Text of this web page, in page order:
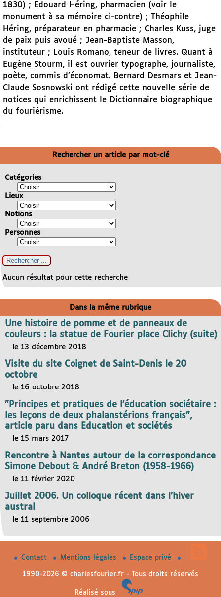
1830) ; Edouard Héring, pharmacien (voir le
monument à sa mémoire ci-contre) ; Théophile
Héring, préparateur en pharmacie ; Charles Kuss, juge
de paix puis avoué ; Jean-Baptiste Masson,
instituteur ; Louis Romano, teneur de livres. Quant à
Eugène Stourm, il est ouvrier typographe, journaliste,
poète, commis d’économat. Bernard Desmars et Jean-
Claude Sosnowski ont rédigé cette nouvelle série de
notices qui enrichissent le Dictionnaire biographique
du fouriérisme.
Rechercher un article par mot-clé
Catégories
Lieux
Notions
Personnes
Aucun résultat pour cette recherche
Dans la même rubrique
Une histoire de pomme et de panneaux de
couleurs : la statue de Fourier place Clichy (suite)
le 13 décembre 2018
Visite du site Coignet de Saint-Denis le 20
octobre
le 16 octobre 2018
"Principes et pratiques de l’éducation sociétaire :
les leçons de deux phalanstérions français",
article paru dans Education et sociétés
le 15 mars 2017
Rencontre à Nantes autour de la correspondance
Simone Debout & André Breton (1958-1966)
le 11 février 2020
Juillet 2006. Un colloque récent dans l’hiver
austral
le 11 septembre 2006
Contact Mentions légales Espace privé
1990-2026 © charlesfourier.fr - Tous droits réservés
Réalisé sous